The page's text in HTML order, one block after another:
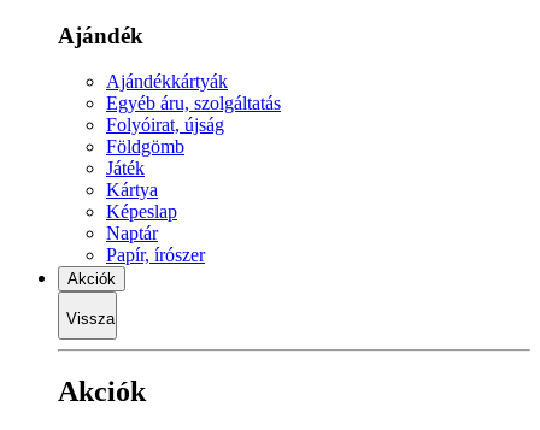
Ajándék
Ajándékkártyák
Egyéb áru, szolgáltatás
Folyóirat, újság
Földgömb
Játék
Kártya
Képeslap
Naptár
Papír, írószer
Akciók
Vissza
Akciók